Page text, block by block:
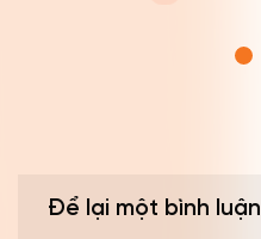
Để lại một bình luận